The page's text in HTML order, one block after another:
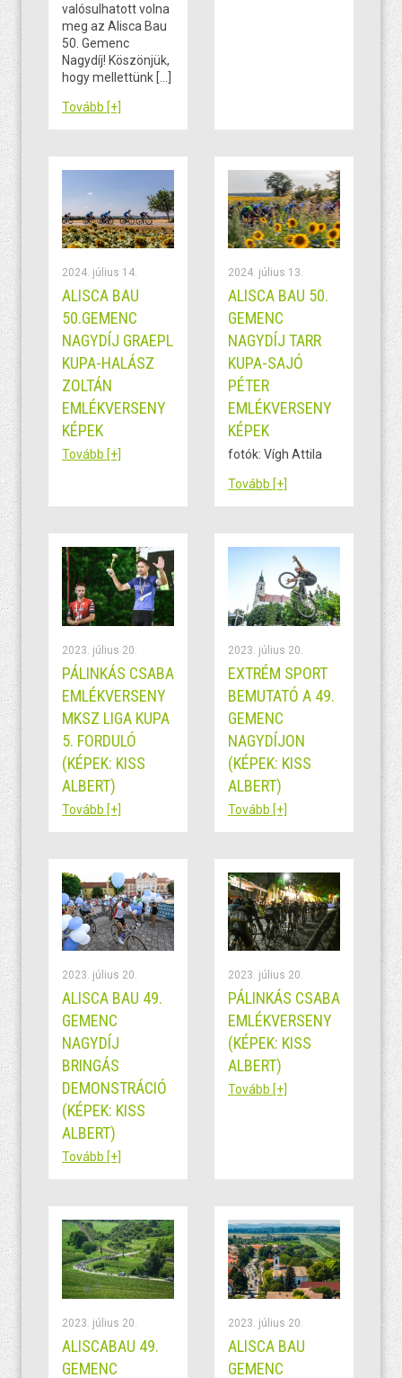
valósulhatott volna
meg az Alisca Bau
50. Gemenc
Nagydíj! Köszönjük,
hogy mellettünk […]
Tovább [+]
2024. július 14.
ALISCA BAU
50.GEMENC
NAGYDÍJ GRAEPL
KUPA-HALÁSZ
ZOLTÁN
EMLÉKVERSENY
KÉPEK
Tovább [+]
2024. július 13.
ALISCA BAU 50.
GEMENC
NAGYDÍJ TARR
KUPA-SAJÓ
PÉTER
EMLÉKVERSENY
KÉPEK
fotók: Vígh Attila
Tovább [+]
2023. július 20.
PÁLINKÁS CSABA
EMLÉKVERSENY
MKSZ LIGA KUPA
5. FORDULÓ
(KÉPEK: KISS
ALBERT)
Tovább [+]
2023. július 20.
EXTRÉM SPORT
BEMUTATÓ A 49.
GEMENC
NAGYDÍJON
(KÉPEK: KISS
ALBERT)
Tovább [+]
2023. július 20.
ALISCA BAU 49.
GEMENC
NAGYDÍJ
BRINGÁS
DEMONSTRÁCIÓ
(KÉPEK: KISS
ALBERT)
Tovább [+]
2023. július 20.
PÁLINKÁS CSABA
EMLÉKVERSENY
(KÉPEK: KISS
ALBERT)
Tovább [+]
2023. július 20.
ALISCABAU 49.
GEMENC
2023. július 20.
ALISCA BAU
GEMENC